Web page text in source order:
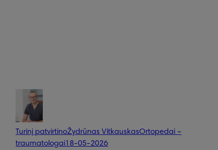
Turinį patvirtinoŽydrūnas VitkauskasOrtopedai –
traumatologai18-05-2026